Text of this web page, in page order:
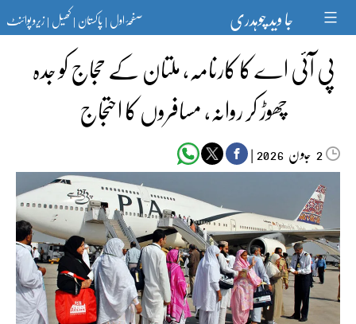
content جا وید چوہدری صفحۂ اول|پاکستان|کھیل|زیرو پوائنٹ
پی آئی اے کا کارنامہ، ملتان کے حجاج کو جدہ
چھوڑ کر روانہ، مسافروں کا احتجاج
2جون‬‮ |